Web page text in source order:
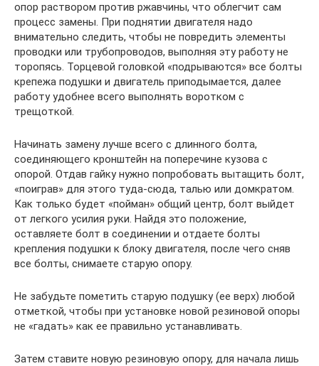
опор раствором против ржавчины, что облегчит сам
процесс замены. При поднятии двигателя надо
внимательно следить, чтобы не повредить элементы
проводки или трубопроводов, выполняя эту работу не
торопясь. Торцевой головкой «подрываются» все болты
крепежа подушки и двигатель приподымается, далее
работу удобнее всего выполнять воротком с
трещоткой.
Начинать замену лучше всего с длинного болта,
соединяющего кронштейн на поперечине кузова с
опорой. Отдав гайку нужно попробовать вытащить болт,
«поиграв» для этого туда-сюда, талью или домкратом.
Как только будет «пойман» общий центр, болт выйдет
от легкого усилия руки. Найдя это положение,
оставляете болт в соединении и отдаете болты
крепления подушки к блоку двигателя, после чего сняв
все болты, снимаете старую опору.
Не забудьте пометить старую подушку (ее верх) любой
отметкой, чтобы при установке новой резиновой опоры
не «гадать» как ее правильно устанавливать.
Затем ставите новую резиновую опору, для начала лишь